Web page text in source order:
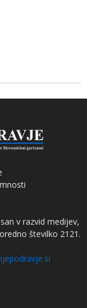
v razvid medijev,
številko 2121.